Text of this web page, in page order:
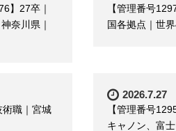
】27卒｜
奈川県｜
【管理番号
国各拠点｜世
術職｜宮城
2026.7.27
【管理番号
キャノン、富